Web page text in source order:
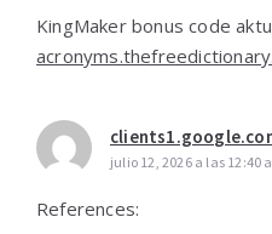
KingMaker bonus code
julio 12, 2026 a las 12:40
References: